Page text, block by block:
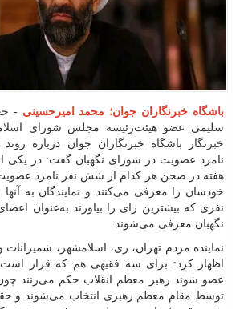
باشگاه خبرنگاران جوان؛ محمد امیرحسینی -
سلیمی عضو هیئت‌رئیسه مجلس شورای
خبرنگار باشگاه خبرنگاران جوان درباره روند
نامزد عضویت در شورای نگهبان گفت: در یکی
هفته در صحن هر کدام از شش نفر نامزد
خودشان را معرفی می‌کنند و نمایندگان به
نفری که بیشترین رای را بیاورند به‌عنوان
نگهبان معرفی می‌شوند.
نماینده مردم تهران، ری، اسلامشهر،
اظهار کرد: برای سه فقیهی هم که قرار است
عضو شوند رهبر معظم انقلاب حکم می‌زنند
توسط مقام معظم رهبری انتخاب می‌شوند و